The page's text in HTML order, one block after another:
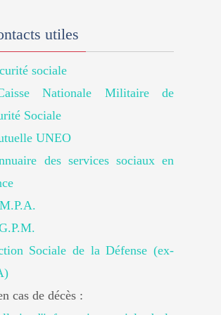
utiles
sociale
Nationale Militaire de
Sociale
UNEO
des services sociaux en
Sociale de la Défense (ex-
cas de décès :